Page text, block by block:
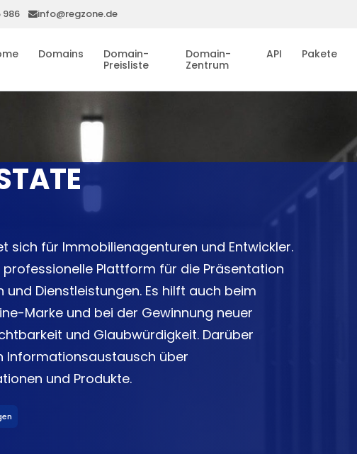
986 info@regzone.de
Domains
Domain-
Preisliste
Domain-
Zentrum
API Pakete
sich für Immobilienagenturen und Entwickler.
professionelle Plattform für die Präsentation
und Dienstleistungen. Es hilft auch beim
Marke und bei der Gewinnung neuer
und Glaubwürdigkeit. Darüber
Informationsaustausch über
und Produkte.